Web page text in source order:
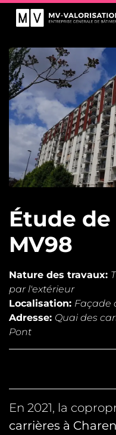
Étude
MV98
Nature des travaux:
par l'extérieur
Localisation: Façade
Adresse: Quai des
Pont
En 2021, la
carrières à